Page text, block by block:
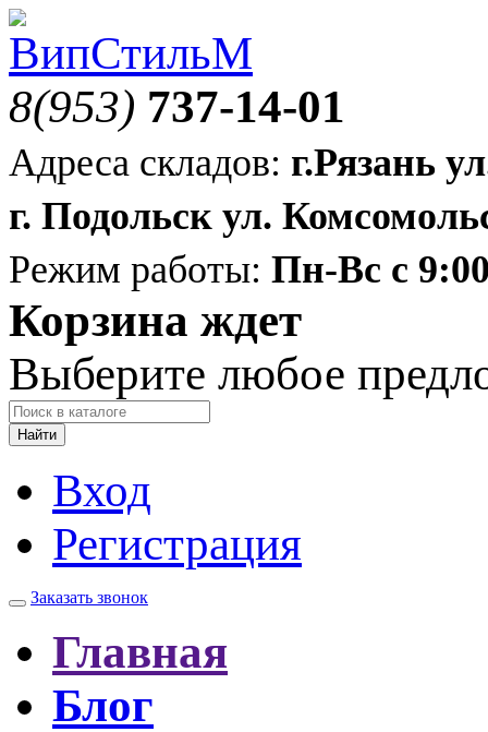
8(953) 737-14-01
Адреса складов: г.Рязань
г. Подольск ул.
Режим работы: Пн-Вс с
Корзина ждет
Выберите любое
Найти
Вход
Регистрация
Заказать звонок
Главная
Блог